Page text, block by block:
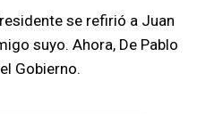
se refirió a Juan
suyo. Ahora, De Pablo
Gobierno.